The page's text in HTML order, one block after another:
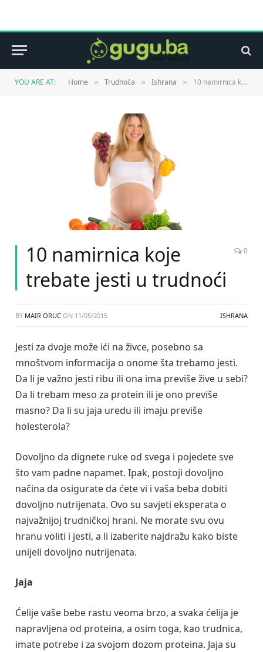
YOU ARE AT: Home » Trudnoća » Ishrana » 10 namirnica koje trebate jesti u trudnoći
10 namirnica koje
trebate jesti u trudnoći
0
BY MAIR ORUC ON 11/05/2015 ISHRANA
Jesti za dvoje može ići na živce, posebno sa
mnoštvom informacija o onome šta trebamo jesti.
Da li je važno jesti ribu ili ona ima previše žive u sebi?
Da li trebam meso za protein ili je ono previše
masno? Da li su jaja uredu ili imaju previše
holesterola?
Dovoljno da dignete ruke od svega i pojedete sve
što vam padne napamet. Ipak, postoji dovoljno
načina da osigurate da ćete vi i vaša beba dobiti
dovoljno nutrijenata. Ovo su savjeti eksperata o
najvažnijoj trudničkoj hrani. Ne morate svu ovu
hranu voliti i jesti, a li izaberite najdražu kako biste
unijeli dovoljno nutrijenata.
Jaja
Ćelije vaše bebe rastu veoma brzo, a svaka ćelija je
napravljena od proteina, a osim toga, kao trudnica,
imate potrebe i za svojom dozom proteina. Jaja su